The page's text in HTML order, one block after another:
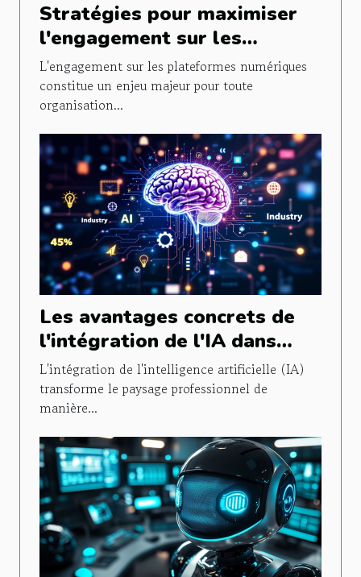
Stratégies pour maximiser
l'engagement sur les
plateformes numériques
L'engagement sur les plateformes numériques
constitue un enjeu majeur pour toute
organisation...
Les avantages concrets de
l'intégration de l'IA dans
différents secteurs d'activité
L'intégration de l'intelligence artificielle (IA)
transforme le paysage professionnel de
manière...